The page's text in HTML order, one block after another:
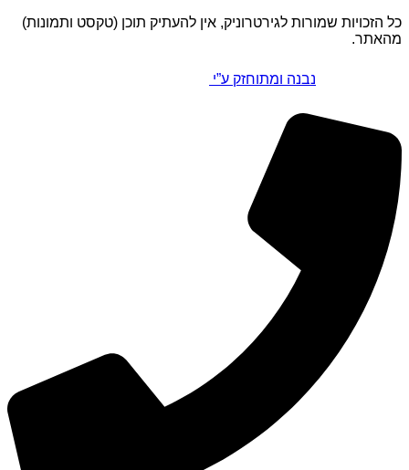
כל הזכויות שמורות לגירטרוניק, אין להעתיק תוכן (טקסט ותמונות)
מהאתר.
נבנה ומתוחזק ע”י